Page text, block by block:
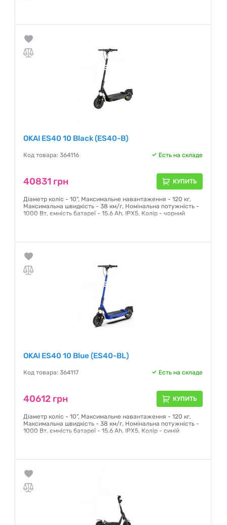
OKAI ES40 10 Black (ES40-B)
Код товара: 364116 Есть на складе
40831 грн КУПИТЬ
Діаметр коліс - 10", Максимальне навантаження - 120 кг,
Максимальна швидкість - 38 км/г, Номінальна потужність -
1000 Вт, ємність батареї - 15.6 Ah, IPX5, Колір - чорний
OKAI ES40 10 Blue (ES40-BL)
Код товара: 364117 Есть на складе
40612 грн КУПИТЬ
Діаметр коліс - 10", Максимальне навантаження - 120 кг,
Максимальна швидкість - 38 км/г, Номінальна потужність -
1000 Вт, ємність батареї - 15.6 Ah, IPX5, Колір - синій